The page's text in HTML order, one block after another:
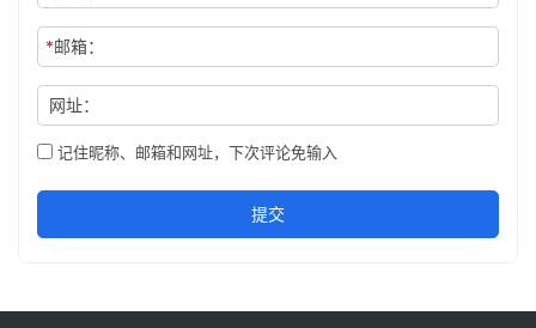
*邮箱：
网址：
记住昵称、邮箱和网址，下次评论免输入
提交